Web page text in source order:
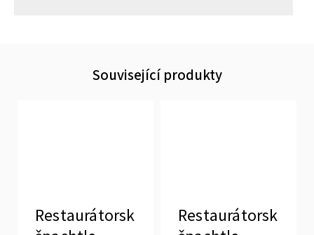
Související produkty
Restaurátorská
Restaurátorská